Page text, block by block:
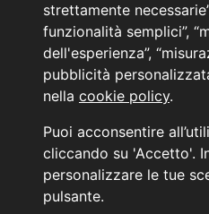
strettamente
funzionalità semplici”,
dell'esperienza”,
pubblicità
nella cookie policy.
Puoi acconsentire
cliccando su 'Accetto'.
personalizzare le tue
pulsante.
> L'azienda
> Come raggiungerci
> Contattaci
Informativa sulla Privacy
INFORMATIVA AI SENSI